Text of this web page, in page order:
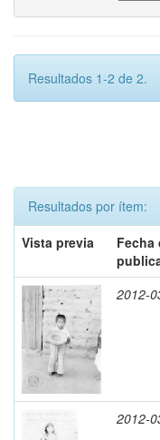
Resultados 1-2 de 2.
Resultados por ítem:
Vista previa
Fecha
2012-
2012-